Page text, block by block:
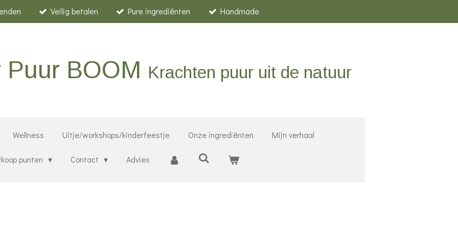
Veilig betalen Pure ingrediënten Handmade
BOOM Krachten puur uit de natuur
Wellness Uitje/workshops/kinderfeestje Onze ingrediënten Mijn verhaal
punten Contact Advies